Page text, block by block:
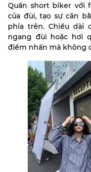
Quần short biker với
của đùi, tạo sự cân
phía trên. Chiều dài
ngang đùi hoặc hơi
điểm nhấn mà không